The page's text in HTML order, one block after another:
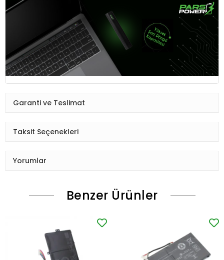
Garanti ve Teslimat
Taksit Seçenekleri
Yorumlar
Benzer Ürünler